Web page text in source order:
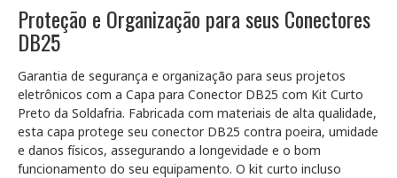
Proteção e Organização para seus Conectores
DB25
Garantia de segurança e organização para seus projetos
eletrônicos com a Capa para Conector DB25 com Kit Curto
Preto da Soldafria. Fabricada com materiais de alta qualidade,
esta capa protege seu conector DB25 contra poeira, umidade
e danos físicos, assegurando a longevidade e o bom
funcionamento do seu equipamento. O kit curto incluso